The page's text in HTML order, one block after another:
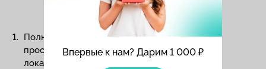
Впервые к нам? Дарим 1 000 ₽
Полное удаление простаты (радикальная
простатэктомия). Проводится пациентам с
локализованной формой рака и ожидаемой